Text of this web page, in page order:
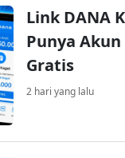
Link DANA
Punya
Gratis
2 hari yang lalu